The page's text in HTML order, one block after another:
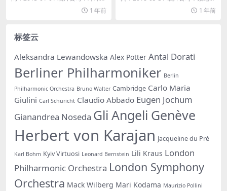
1 年前 1 年前
标签云
Aleksandra Lewandowska Alex Potter Antal Dorati
Berliner Philharmoniker Berlin
Philharmonic Orchestra Bruno Walter Cambridge Carlo Maria
Giulini Carl Schuricht Claudio Abbado Eugen Jochum
Gianandrea Noseda Gli Angeli Genève
Herbert von Karajan Jacqueline du Pré
Karl Bohm Kyiv Virtuosi Leonard Bernstein Lili Kraus London
Philharmonic Orchestra London Symphony
Orchestra Mack Wilberg Mari Kodama Maurizio Pollini